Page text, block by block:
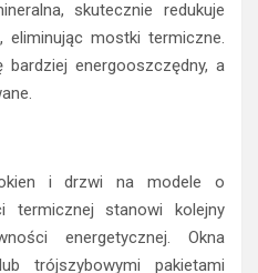
skutecznie redukuje
eliminując mostki termiczne.
energooszczędny, a
okien i drzwi na modele o
termicznej stanowi kolejny
energetycznej. Okna
trójszybowymi pakietami